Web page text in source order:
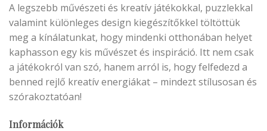
A legszebb művészeti és kreatív játékokkal, puzzlekkal
valamint különleges design kiegészítőkkel töltöttük
meg a kínálatunkat, hogy mindenki otthonában helyet
kaphasson egy kis művészet és inspiráció. Itt nem csak
a játékokról van szó, hanem arról is, hogy felfedezd a
benned rejlő kreatív energiákat – mindezt stílusosan és
szórakoztatóan!
Információk